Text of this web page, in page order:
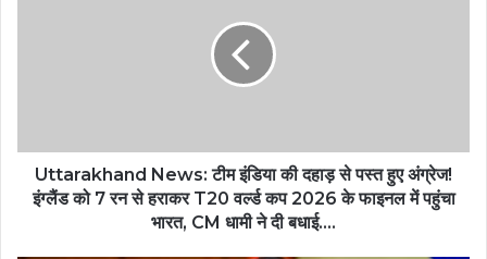
Uttarakhand News: टीम इंडिया की दहाड़ से पस्त हुए अंग्रेज!
इंग्लैंड को 7 रन से हराकर T20 वर्ल्ड कप 2026 के फाइनल में पहुंचा
भारत, CM धामी ने दी बधाई….